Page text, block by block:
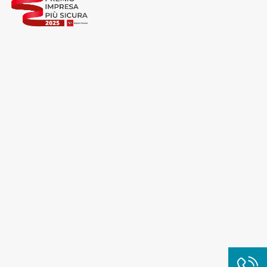
Cliccando su "Rifiuta" o sulla "X" posizionata in alto a
destra in questo banner l’Utente rifiuta tutti i cookie con